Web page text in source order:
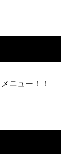
ニュー！！